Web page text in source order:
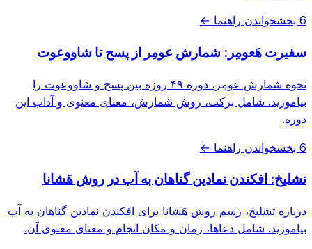
6 بخش خواندن راهنما ←
سفیرت هَعومِر: شمارش عومِر از پسح تا شاووعوت
نحوه شمارش عومِر، دوره ۴۹ روزه بین پسح و شاووعوت را
بیاموزید. شامل برکت، روش شمارش، معنای معنوی و آداب این
دوره.
6 بخش خواندن راهنما ←
تشلیخ: افکندن نمادین گناهان به آب در روش هَشانا
درباره تشلیخ، رسم روش هَشانا برای افکندن نمادین گناهان به آب
بیاموزید. شامل دعاها، زمان و مکان انجام و معنای معنوی آن.